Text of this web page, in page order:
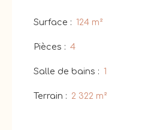
Surface : 124 m²
Pièces : 4
Salle de bains : 1
Terrain : 2 322 m²